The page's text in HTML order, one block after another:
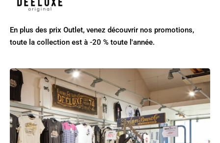
En plus des prix Outlet, venez découvrir nos promotions,
toute la collection est à -20 % toute l'année.